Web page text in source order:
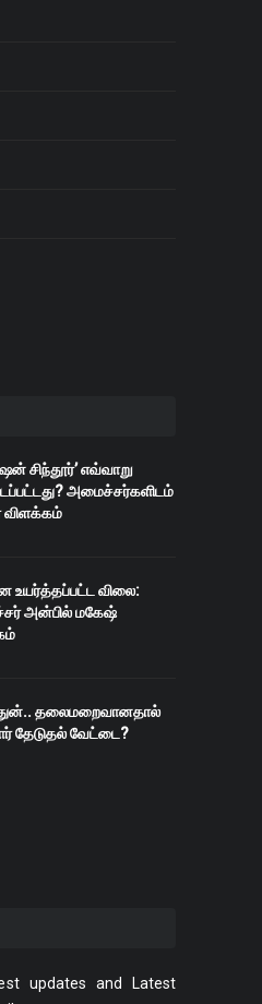
சிந்தூர்’ எவ்வாறு
அமைச்சர்களிடம்
விளக்கம்
உயர்த்தப்பட்ட விலை:
அன்பில் மகேஷ்
தலைமறைவானதால்
தேடுதல் வேட்டை?
updates and Latest